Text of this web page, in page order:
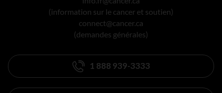
(information sur le cancer et soutien)
connect@cancer.ca
(demandes générales)
1 888 939-3333